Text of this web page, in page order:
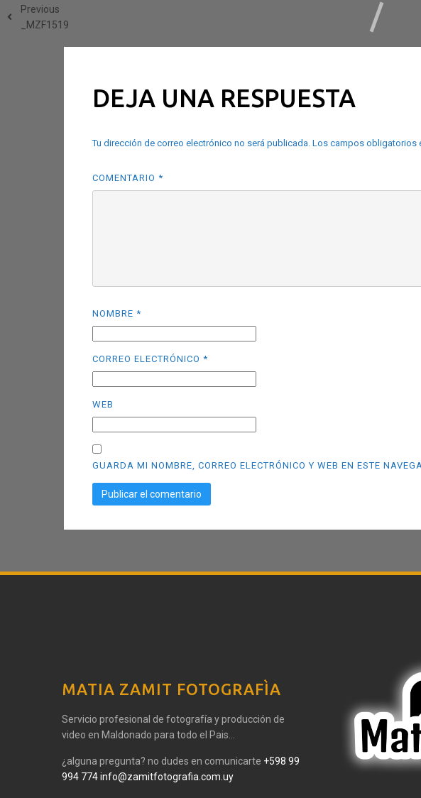
Previous
_MZF1519
DEJA UNA RESPUESTA
Tu dirección de correo electrónico no será publicada. Los campos obligatorios
COMENTARIO*
NOMBRE*
CORREO ELECTRÓNICO*
WEB
GUARDA MI NOMBRE, CORREO ELECTRÓNICO Y WEB EN ESTE
MATIA ZAMIT FOTOGRAFÌA
Servicio profesional de fotografía y producción de
video en Maldonado para todo el Pais...
¿alguna pregunta? no dudes en comunicarte +598 99
994 774info@zamitfotografia.com.uy